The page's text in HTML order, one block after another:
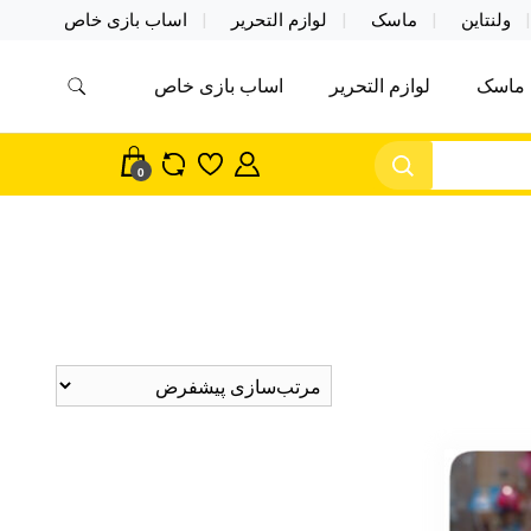
ولنتاین ماسک لوازم التحریر اساب بازی خاص
اکسسوری ماسک در واردات مستقیم
ماسک لوازم التحریر اساب بازی خاص
0